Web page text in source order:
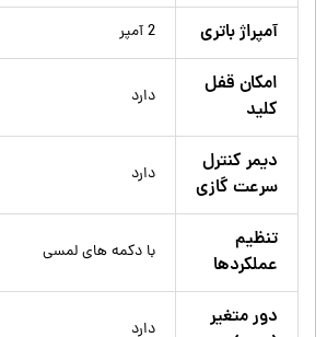
آمپراژ باتری 2 آمپر
امکان قفل
کلید
دارد
دیمر کنترل
سرعت گازی
دارد
تنظیم
عملکردها
با دکمه های لمسی
دور متغیر
دارد